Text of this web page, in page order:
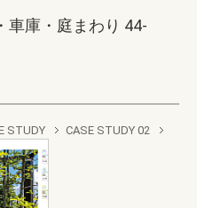
庫・庭まわり 44-
STUDY CASE STUDY 02